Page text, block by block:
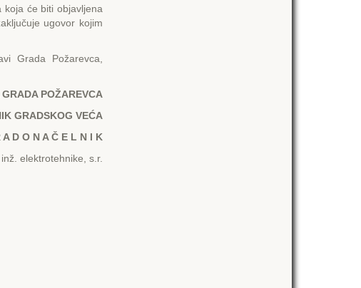
će biti objavljena
ugovor kojim
Grada Požarevca,
POŽARЕVCA
GRADSKOG VЕĆA
A D O N A Č Е L N I K
elektrotehnike, s.r.